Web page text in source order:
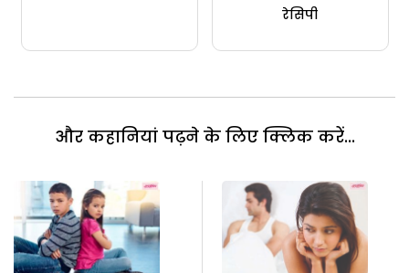
रेसिपी
और कहानियां पढ़ने के लिए क्लिक करें...